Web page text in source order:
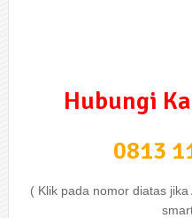
Hubungi
0813
( Klik pada nomor diatas